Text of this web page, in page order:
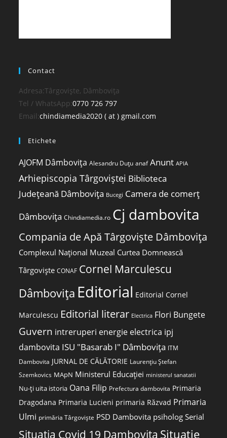
Contact
Adresa:Târgoviște, Dâmbovița
Tel / WhatsApp:0770 726 797Opens
in
Email:chindiamedia2020 ( at ) gmail.com
Etichete
AJOFM Dâmbovița Alesandru Duțu anaf Anunt APIA
Arhiepiscopia Târgoviștei Biblioteca
Județeană Dâmbovița Bucegi Camera de comerț
Dâmbovița Chindiamedia.ro Cj dambovita
Compania de Apă Târgoviște Dâmbovița
Complexul Național Muzeal Curtea Domnească
Târgoviște CONAF Cornel Marculescu
Dâmbovița Editorial Editorial Cornel
Marculescu Editorial literar Electrica Flori Bungete
Guvern intreruperi energie electrica ipj
dambovita ISU "Basarab I" Dâmbovița ITM
Dambovita JURNAL DE CĂLĂTORIE Laurențiu Ștefan
Szemkovics MApN Ministerul Educației ministerul sanatatii
Nu-ți uita istoria Oana Filip Prefectura dambovita Primaria
Dragodana Primaria Lucieni primaria Răzvad Primaria
Ulmi primăria Târgoviște PSD Dambovita psiholog Serial
Situatia Covid 19 Dambovita Situație